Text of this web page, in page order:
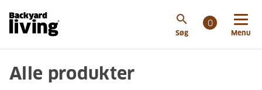
search
Søg
0
Menu
Alle produkter